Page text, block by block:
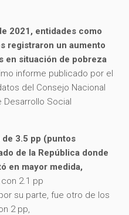
2021, entidades como
registraron un aumento
en situación de pobreza
informe publicado por el
del Consejo Nacional
Desarrollo Social
de 3.5 pp (puntos
de la República donde
en mayor medida,
2.1 pp
su parte, fue otro de los
2 pp,